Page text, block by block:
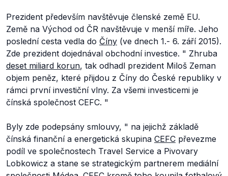
Prezident především navštěvuje členské země EU.
Země na Východ od ČR navštěvuje v menší míře. Jeho
poslední cesta vedla do Číny (ve dnech 1.- 6. září 2015).
Zde prezident dojednával obchodní investice. " Zhruba
deset miliard korun, tak odhadl prezident Miloš Zeman
objem peněz, které přijdou z Číny do České republiky v
rámci první investiční vlny. Za všemi investicemi je
čínská společnost CEFC. "
Byly zde podepsány smlouvy, " na jejichž základě
čínská finanční a energetická skupina CEFC převezme
podíl ve společnostech Travel Service a Pivovary
Lobkowicz a stane se strategickým partnerem mediální